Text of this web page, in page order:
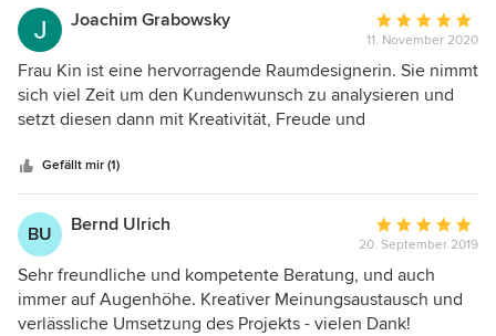
Detail. Unter Einhaltung des vorgegebenen Budgets wurde
hier ganz tolle Arbeit von Frau Kin und Ihrem Team
geleistet. Ich hoffe in der Zukunft noch weitere Projekte
mit Kin Raumdesign umsetzen zu können.
Joachim Grabowsky
Bewertung:
5
von
11. November 2020
Frau Kin ist eine hervorragende Raumdesignerin. Sie nimmt
sich viel Zeit um den Kundenwunsch zu analysieren und
setzt diesen dann mit Kreativität, Freude und
der Umsetzungsphase, lässt immer wieder Spielraum, um
flexibel auf Änderungen reagieren zu können. Frau Kin ist
absolut zuverlässig und die Zusammenarbeit macht einfach
Spaß. 100 % Weiterempfehlung.
Gefällt mir (1)
BU Bernd Ulrich
Bewertung:
5
von
5
20. September 2019
Sehr freundliche und kompetente Beratung, und auch
immer auf Augenhöhe. Kreativer Meinungsaustausch und
verlässliche Umsetzung des Projekts - vielen Dank!